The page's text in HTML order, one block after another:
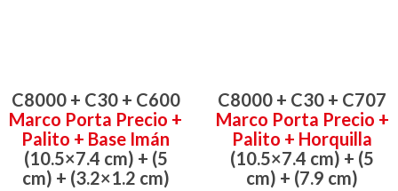
C8000 + C30 + C600
Marco Porta Precio +
Palito + Base Imán
(10.5×7.4 cm) + (5
cm) + (3.2×1.2 cm)
C8000 + C30 + C707
Marco Porta Precio +
Palito + Horquilla
(10.5×7.4 cm) + (5
cm) + (7.9 cm)